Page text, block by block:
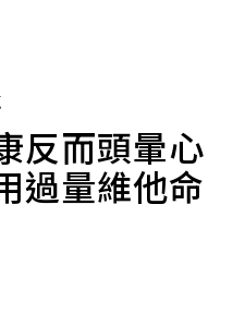
反而頭暈心
過量維他命